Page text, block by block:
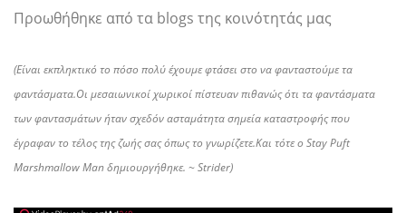
Προωθήθηκε από τα blogs της κοινότητάς μας
(Είναι εκπληκτικό το πόσο πολύ έχουμε φτάσει στο να φανταστούμε τα
φαντάσματα.Οι μεσαιωνικοί χωρικοί πίστευαν πιθανώς ότι τα φαντάσματα
των φαντασμάτων ήταν σχεδόν ασταμάτητα σημεία καταστροφής που
έγραφαν το τέλος της ζωής σας όπως το γνωρίζετε.Και τότε ο Stay Puft
Marshmallow Man δημιουργήθηκε. ~ Strider)